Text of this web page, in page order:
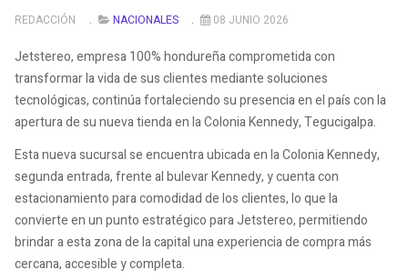
REDACCIÓN NACIONALES 08 JUNIO 2026
Jetstereo, empresa 100% hondureña comprometida con
transformar la vida de sus clientes mediante soluciones
tecnológicas, continúa fortaleciendo su presencia en el país con la
apertura de su nueva tienda en la Colonia Kennedy, Tegucigalpa.
Esta nueva sucursal se encuentra ubicada en la Colonia Kennedy,
segunda entrada, frente al bulevar Kennedy, y cuenta con
estacionamiento para comodidad de los clientes, lo que la
convierte en un punto estratégico para Jetstereo, permitiendo
brindar a esta zona de la capital una experiencia de compra más
cercana, accesible y completa.